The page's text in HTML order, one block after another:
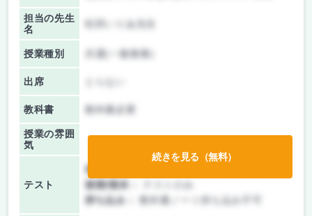
担当の先生
名
松田いりあ先生
授業種別 共通(一般教養)
出席
教科書 教科書必要
授業の雰囲
気
テスト
前期/中間：
後期/期末：
持ち込み：
教科書ノート持ち込み不可
続きを見る（無料）